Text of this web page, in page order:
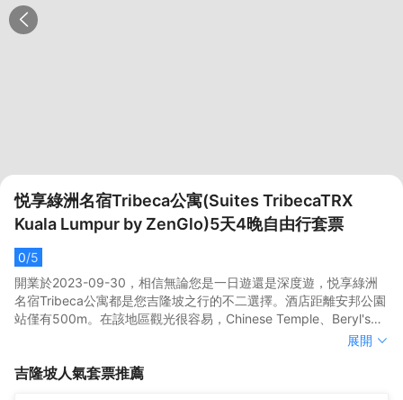
悦享綠洲名宿Tribeca公寓(Suites TribecaTRX
Kuala Lumpur by ZenGlo)5天4晚自由行套票
0/5
開業於2023-09-30，相信無論您是一日遊還是深度遊，悦享綠洲
名宿Tribeca公寓都是您吉隆坡之行的不二選擇。酒店距離安邦公園
站僅有500m。在該地區觀光很容易，Chinese Temple、Beryl's巧
克力工廠和Selfie Museum KL都在酒店附近。</br>倘若您在忙碌
室是不錯的選擇。您可以到酒吧與朋友暢飲聊天度過閒暇時光。酒
開業於2023-09-30，相信無論您是一日遊還是深度遊，悦享綠洲
站僅有500m。在該地區觀光很容易，Chinese Temple、Beryl's巧
展開
吉隆坡人氣套票推薦